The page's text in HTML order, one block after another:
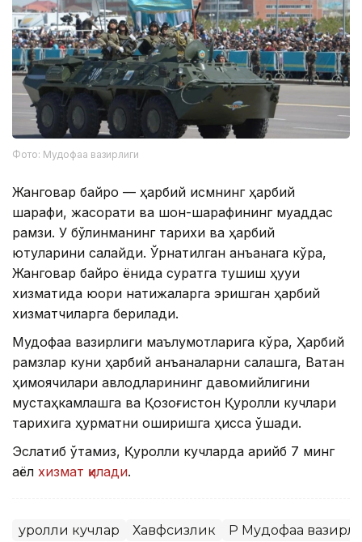
Фото: Мудофаа вазирлиги
Жанговар байроқ — ҳарбий қисмнинг ҳарбий
шарафи, жасорати ва шон-шарафининг муқаддас
рамзи. У бўлинманинг тарихи ва ҳарбий
ютуқларини сақлайди. Ўрнатилган анъанага кўра,
Жанговар байроқ ёнида суратга тушиш ҳуқуқи
хизматида юқори натижаларга эришган ҳарбий
хизматчиларга берилади.
Мудофаа вазирлиги маълумотларига кўра, Ҳарбий
рамзлар куни ҳарбий анъаналарни сақлашга, Ватан
ҳимоячилари авлодларининг давомийлигини
мустаҳкамлашга ва Қозоғистон Қуролли кучлари
тарихига ҳурматни оширишга ҳисса қўшади.
Эслатиб ўтамиз, Қуролли кучларда қарийб 7 минг
аёл хизмат қилади.
Қуролли кучлар Хавфсизлик ҚР Мудофаа